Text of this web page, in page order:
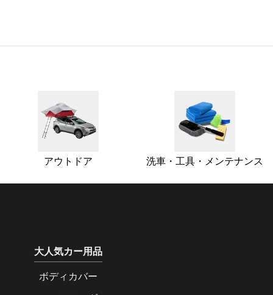
アウトドア 洗車・工具・メンテナンス
大人気カー用品
ボディカバー